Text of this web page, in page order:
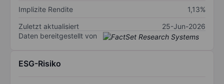
Implizite Rendite
1,13%
Zuletzt aktualisiert
25-Jun-2026
Daten bereitgestellt von
ESG-Risiko